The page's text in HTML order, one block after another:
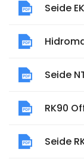
Seide
Seide
RK90
Seide